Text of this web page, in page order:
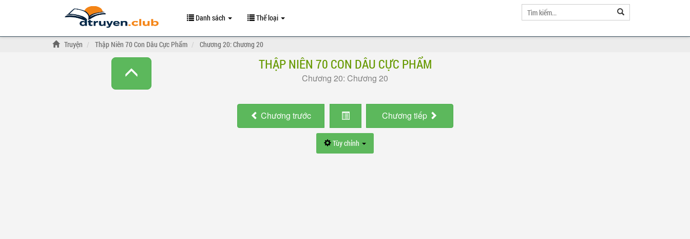
Danh sách Thể loại
Truyện Thập Niên 70 Con Dâu Cực Phẩm Chương 20: Chương 20
THẬP NIÊN 70 CON DÂU CỰC PHẨM
Chương 20: Chương 20
Chương trước Chương tiếp
Tùy chỉnh